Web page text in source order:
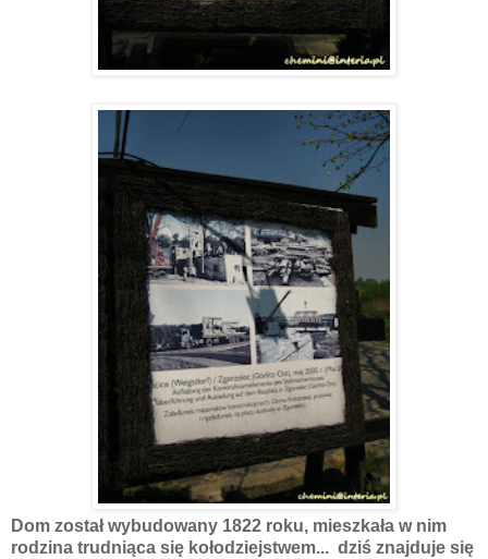
Dom został wybudowany 1822 roku, mieszkała w nim
rodzina trudniąca się kołodziejstwem... dziś znajduje się